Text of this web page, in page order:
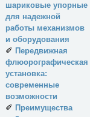
шариковые упорные
для надежной
работы механизмов
и оборудования
✐ Передвижная
флюорографическая
установка:
современные
возможности
✐ Преимущества